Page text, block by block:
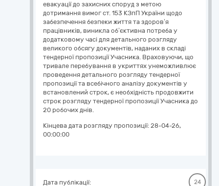
евакуації до захисних споруд з метою
дотримання вимог ст. 153 КЗпП України щодо
забезпечення безпеки життя та здоров’я
працівників, виникла об’єктивна потреба у
додатковому часі для детального розгляду
великого обсягу документів, наданих в складі
тендерної пропозиції Учасника. Враховуючи, що
тривале перебування в укриттях унеможливлює
проведення детального розгляду тендерної
пропозиції та всебічного аналізу документів у
встановлений строк, є необхідність продовжити
строк розгляду тендерної пропозиції Учасника до
20 робочих днів.
Кінцева дата розгляду пропозиції: 28-04-26,
00:00:00
Дата публікації:
24